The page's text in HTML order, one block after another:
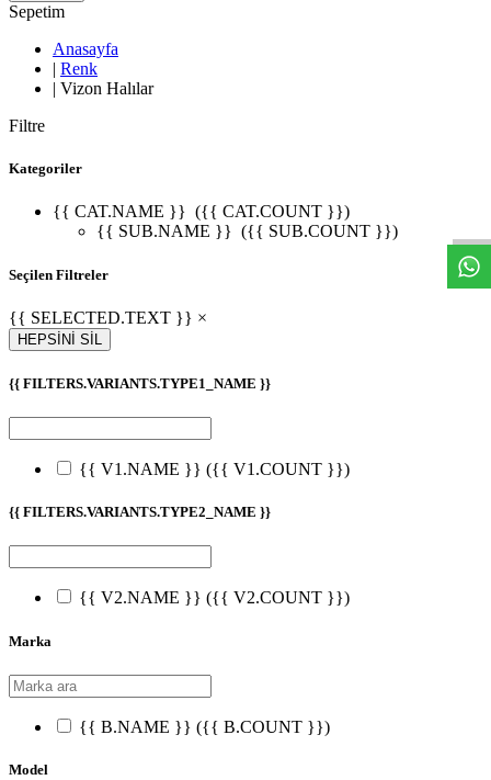
Sepetim
Anasayfa
| Renk
| Vizon Halılar
Filtre
Kategoriler
{{ CAT.NAME }} ({{ CAT.COUNT }})
{{ SUB.NAME }} ({{ SUB.COUNT }})
Seçilen Filtreler
{{ SELECTED.TEXT }} ×
HEPSİNİ SİL
{{ FILTERS.VARIANTS.TYPE1_NAME }}
{{ V1.NAME }} ({{ V1.COUNT }})
{{ FILTERS.VARIANTS.TYPE2_NAME }}
{{ V2.NAME }} ({{ V2.COUNT }})
Marka
{{ B.NAME }} ({{ B.COUNT }})
Model